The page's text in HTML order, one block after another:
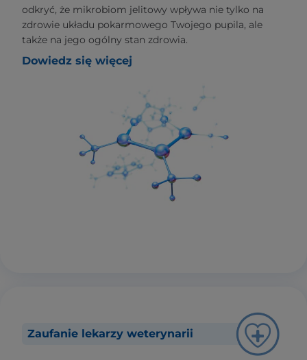
odkryć, że mikrobiom jelitowy wpływa nie tylko na
zdrowie układu pokarmowego Twojego pupila, ale
także na jego ogólny stan zdrowia.
Dowiedz się więcej
Zaufanie lekarzy weterynarii